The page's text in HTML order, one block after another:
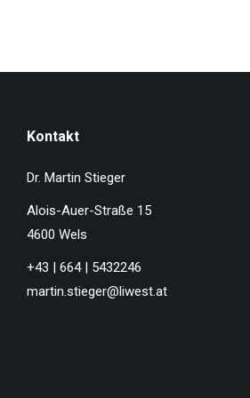
Kontakt
Dr. Martin Stieger
Alois-Auer-Straße 15
4600 Wels
+43 | 664 | 5432246
martin.stieger@liwest.at